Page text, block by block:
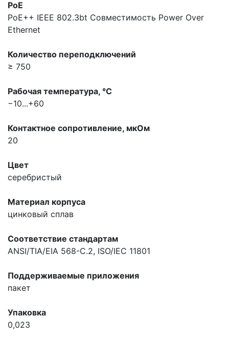
PoE
PoE++ IEEE 802.3bt Совместимость Power Over
Ethernet
Количество переподключений
≥ 750
Рабочая температура, °С
−10...+60
Контактное сопротивление, мкOм
20
Цвет
серебристый
Материал корпуса
цинковый сплав
Соответствие стандартам
ANSI/TIA/EIA 568-C.2, ISO/IEC 11801
Поддерживаемые приложения
пакет
Упаковка
0,023